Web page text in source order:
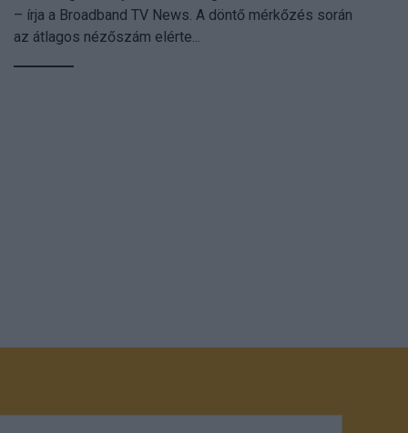
– írja a Broadband TV News. A döntő mérkőzés során
az átlagos nézőszám elérte...